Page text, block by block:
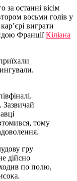
за останні вісім
восьми голів у
виграти
ФранціїКіліана
Зазвичай
тому
гру
дійсно
по полю,